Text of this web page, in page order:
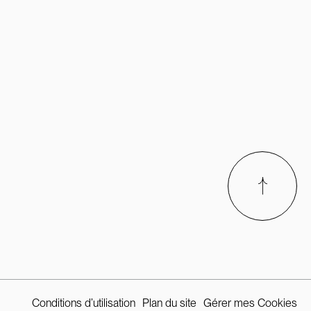
Conditions d’utilisation Plan du site Gérer mes Cookies